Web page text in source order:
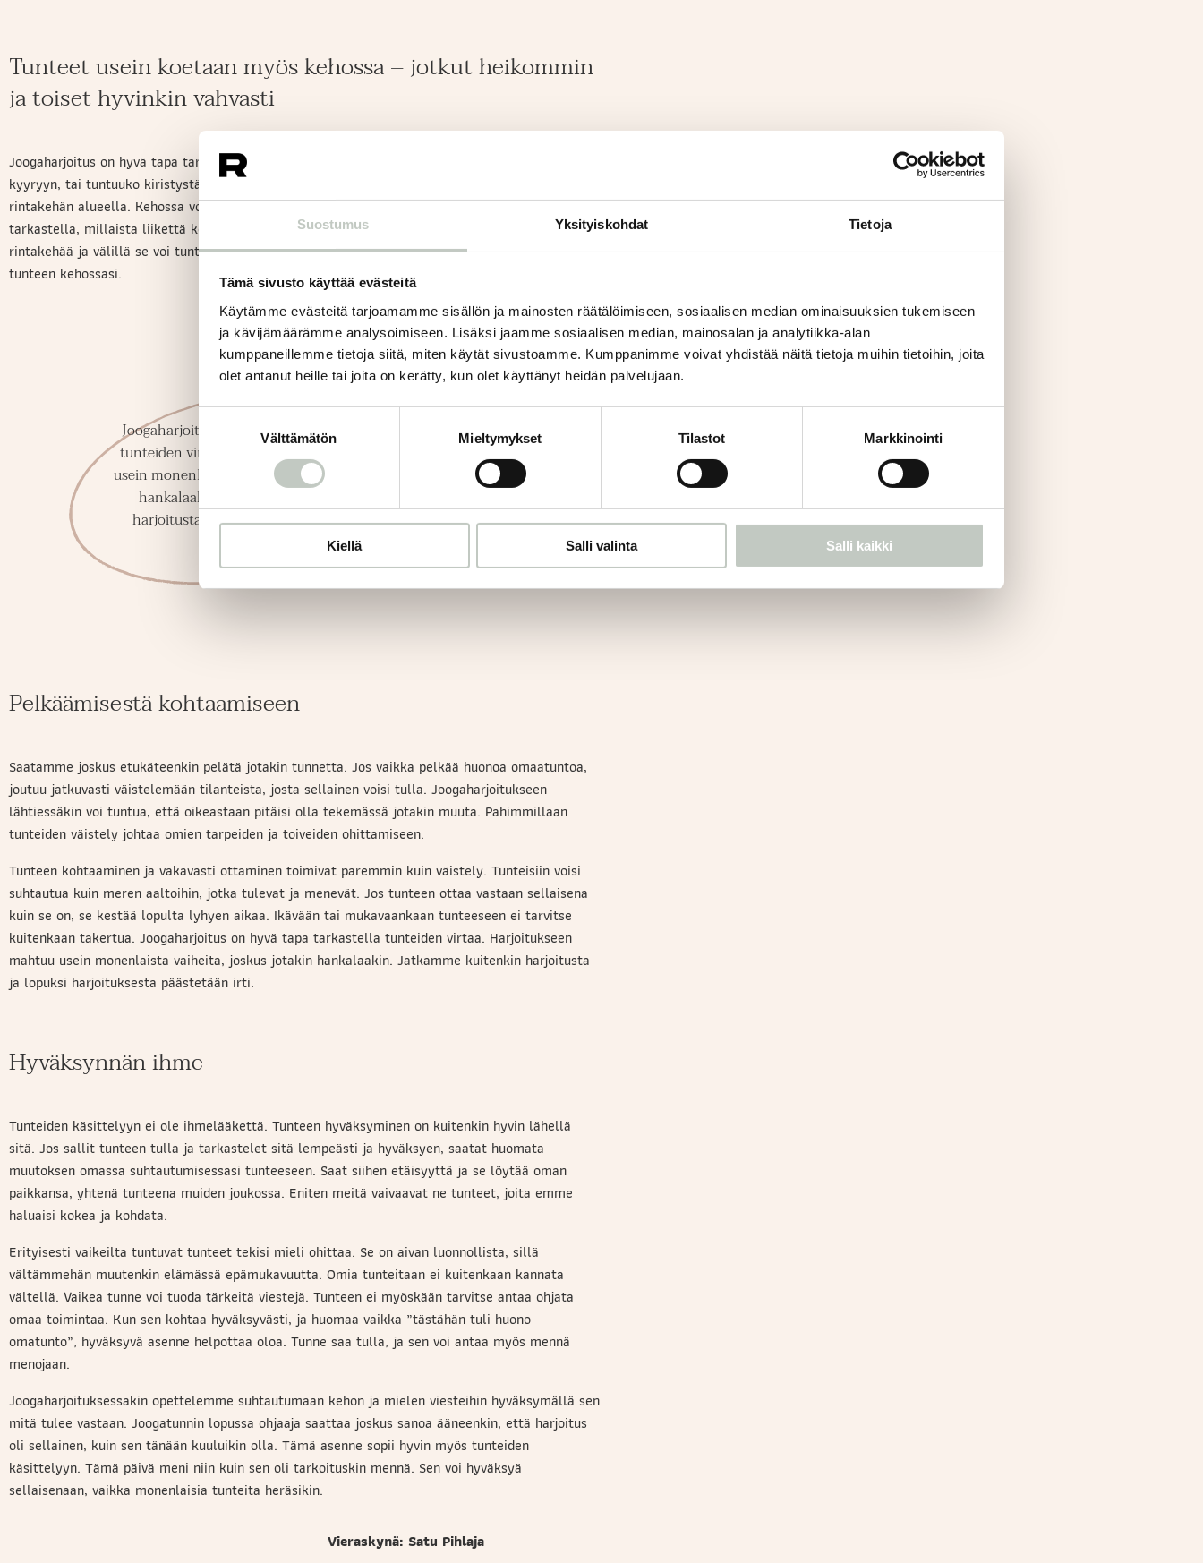
Suostumus Yksityiskohdat Tietoja
Tämä sivusto käyttää evästeitä
Käytämme evästeitä tarjoamamme sisällön ja mainosten räätälöimiseen, sosiaalisen median ominaisuuksien tukemiseen
ja kävijämäärämme analysoimiseen. Lisäksi jaamme sosiaalisen median, mainosalan ja analytiikka-alan
kumppaneillemme tietoja siitä, miten käytät sivustoamme. Kumppanimme voivat yhdistää näitä tietoja muihin tietoihin, joita
olet antanut heille tai joita on kerätty, kun olet käyttänyt heidän palvelujaan.
valinta
Välttämätön Mieltymykset Tilastot Markkinointi
Kiellä Salli valinta Salli kaikki
Tunteet usein koetaan myös kehossa – jotkut heikommin
ja toiset hyvinkin vahvasti
Joogaharjoitus on hyvä tapa tarkastella, miltä kehossa tuntuu. Onko tunne painanut kehoa
kyyryyn, tai tuntuuko kiristystä jossakin kohtaa? Tunnekokemus voi tuntua jaloissa, lantiossa tai
rintakehän alueella. Kehossa voi tuntua jäykältä tai voimattomalta. Joogaharjoituksen aikana voi
tarkastella, millaista liikettä keho kaipaisi. Joskus voi tuntua hyvältä esimerkiksi avata
rintakehää ja välillä se voi tuntua liialliselta. Tee harjoitus kuulostellen kehoa, niin huomaat
tunteen kehossasi.
Joogaharjoitus on hyvä tapa tarkastella
tunteiden virtaa. Harjoitukseen mahtuu
usein monenlaista vaiheita, joskus jotakin
hankalaakin. Jatkamme kuitenkin
harjoitusta ja lopuksi harjoituksesta
Pelkäämisestä kohtaamiseen
Saatamme joskus etukäteenkin pelätä jotakin tunnetta. Jos vaikka pelkää huonoa omaatuntoa,
joutuu jatkuvasti väistelemään tilanteista, josta sellainen voisi tulla. Joogaharjoitukseen
lähtiessäkin voi tuntua, että oikeastaan pitäisi olla tekemässä jotakin muuta. Pahimmillaan
tunteiden väistely johtaa omien tarpeiden ja toiveiden ohittamiseen.
Tunteen kohtaaminen ja vakavasti ottaminen toimivat paremmin kuin väistely. Tunteisiin voisi
suhtautua kuin meren aaltoihin, jotka tulevat ja menevät. Jos tunteen ottaa vastaan sellaisena
kuin se on, se kestää lopulta lyhyen aikaa. Ikävään tai mukavaankaan tunteeseen ei tarvitse
kuitenkaan takertua. Joogaharjoitus on hyvä tapa tarkastella tunteiden virtaa. Harjoitukseen
mahtuu usein monenlaista vaiheita, joskus jotakin hankalaakin. Jatkamme kuitenkin harjoitusta
ja lopuksi harjoituksesta päästetään irti.
Hyväksynnän ihme
Tunteiden käsittelyyn ei ole ihmelääkettä. Tunteen hyväksyminen on kuitenkin hyvin lähellä
sitä. Jos sallit tunteen tulla ja tarkastelet sitä lempeästi ja hyväksyen, saatat huomata
muutoksen omassa suhtautumisessasi tunteeseen. Saat siihen etäisyyttä ja se löytää oman
paikkansa, yhtenä tunteena muiden joukossa. Eniten meitä vaivaavat ne tunteet, joita emme
haluaisi kokea ja kohdata.
Erityisesti vaikeilta tuntuvat tunteet tekisi mieli ohittaa. Se on aivan luonnollista, sillä
vältämmehän muutenkin elämässä epämukavuutta. Omia tunteitaan ei kuitenkaan kannata
vältellä. Vaikea tunne voi tuoda tärkeitä viestejä. Tunteen ei myöskään tarvitse antaa ohjata
omaa toimintaa. Kun sen kohtaa hyväksyvästi, ja huomaa vaikka ”tästähän tuli huono
omatunto”, hyväksyvä asenne helpottaa oloa. Tunne saa tulla, ja sen voi antaa myös mennä
menojaan.
Joogaharjoituksessakin opettelemme suhtautumaan kehon ja mielen viesteihin hyväksymällä sen
mitä tulee vastaan. Joogatunnin lopussa ohjaaja saattaa joskus sanoa ääneenkin, että harjoitus
oli sellainen, kuin sen tänään kuuluikin olla. Tämä asenne sopii hyvin myös tunteiden
käsittelyyn. Tämä päivä meni niin kuin sen oli tarkoituskin mennä. Sen voi hyväksyä
sellaisenaan, vaikka monenlaisia tunteita heräsikin.
Vieraskynä: Satu Pihlaja